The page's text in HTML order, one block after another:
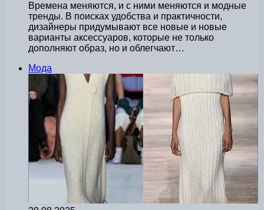
Времена меняются, и с ними меняются и модные
тренды. В поисках удобства и практичности,
дизайнеры придумывают все новые и новые
варианты аксессуаров, которые не только
дополняют образ, но и облегчают…
Мода